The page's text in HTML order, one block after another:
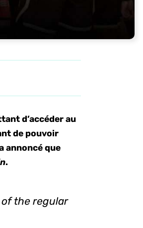
d’accéder au
de pouvoir
annoncé que
.
the regular